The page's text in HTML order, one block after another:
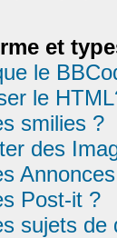
et
le
le
smilies ?
des
Post-it ?
sujets de